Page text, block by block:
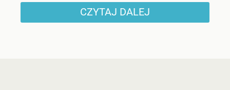
CZYTAJ DALEJ